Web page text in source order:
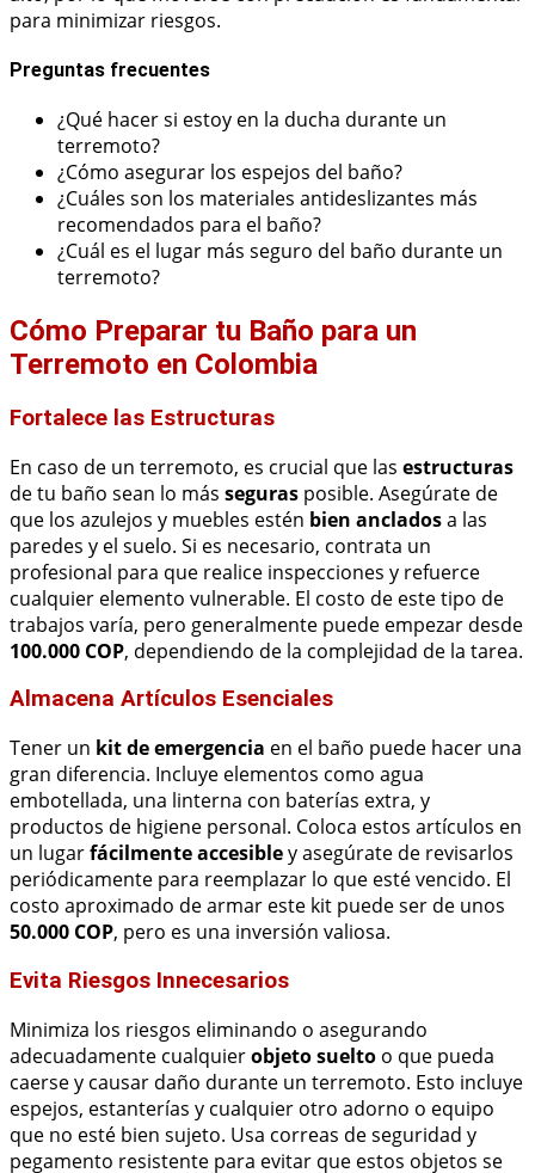
para minimizar riesgos.
Preguntas frecuentes
¿Qué hacer si estoy en la ducha durante un
terremoto?
¿Cómo asegurar los espejos del baño?
¿Cuáles son los materiales antideslizantes más
recomendados para el baño?
¿Cuál es el lugar más seguro del baño durante un
terremoto?
Cómo Preparar tu Baño para un
Terremoto en Colombia
Fortalece las Estructuras
En caso de un terremoto, es crucial que las estructuras
de tu baño sean lo más seguras posible. Asegúrate de
que los azulejos y muebles estén bien ancladosa las
paredes y el suelo. Si es necesario, contrata un
profesional para que realice inspecciones y refuerce
cualquier elemento vulnerable. El costo de este tipo de
trabajos varía, pero generalmente puede empezar desde
100.000 COP, dependiendo de la complejidad de la tarea.
Almacena Artículos Esenciales
Tener un kit de emergencia en el baño puede hacer una
gran diferencia. Incluye elementos como agua
embotellada, una linterna con baterías extra, y
productos de higiene personal. Coloca estos artículos en
un lugarfácilmente accesibley asegúrate de revisarlos
periódicamente para reemplazar lo que esté vencido. El
costo aproximado de armar este kit puede ser de unos
50.000 COP, pero es una inversión valiosa.
Evita Riesgos Innecesarios
Minimiza los riesgos eliminando o asegurando
adecuadamente cualquierobjeto suelto o que pueda
caerse y causar daño durante un terremoto. Esto incluye
espejos, estanterías y cualquier otro adorno o equipo
que no esté bien sujeto. Usa correas de seguridad y
pegamento resistente para evitar que estos objetos se